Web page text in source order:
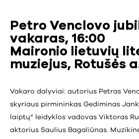
Petro Venclovo
vakaras, 16:00
Maironio lietuvių
muziejus, Rotušės
Vakaro dalyviai: autorius Petras
skyriaus pirmininkas Gediminas
laiptų“ leidyklos vadovas Viktoras
aktorius Saulius Bagaliūnas.